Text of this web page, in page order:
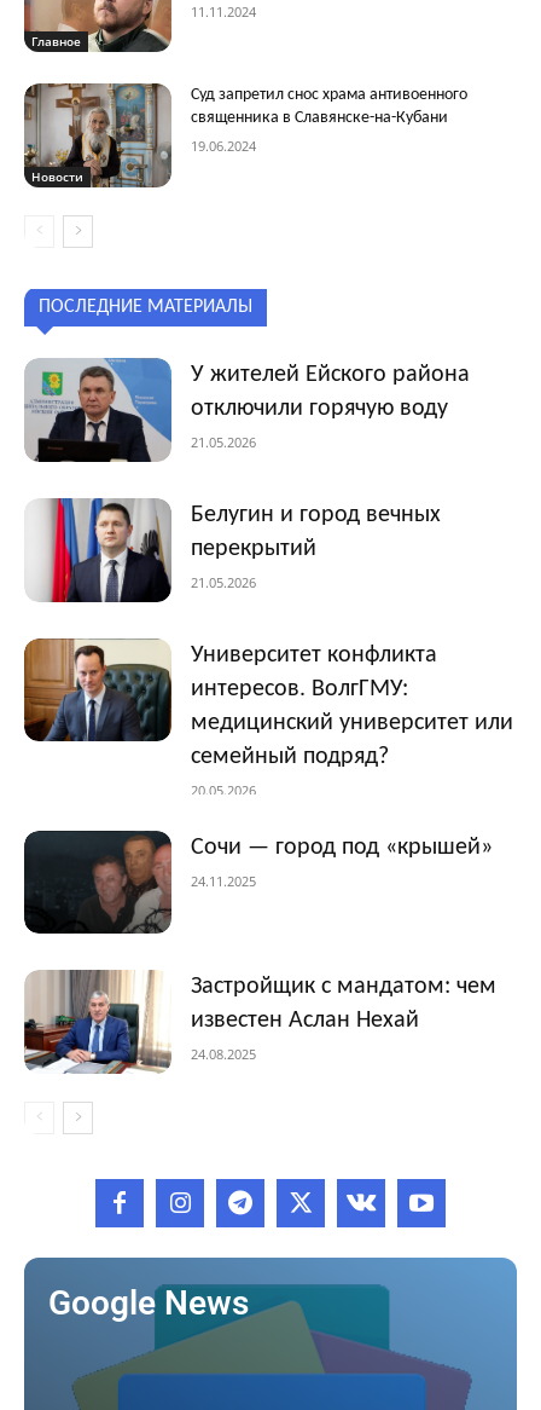
Главное
11.11.2024
Новости
Суд запретил снос храма антивоенного
священника в Славянске-на-Кубани
19.06.2024
ПОСЛЕДНИЕ МАТЕРИАЛЫ
У жителей Ейского района
отключили горячую воду
21.05.2026
Белугин и город вечных
перекрытий
21.05.2026
Университет конфликта
интересов. ВолгГМУ:
медицинский университет или
семейный подряд?
20.05.2026
Сочи — город под «крышей»
24.11.2025
Застройщик с мандатом: чем
известен Аслан Нехай
24.08.2025
Google News